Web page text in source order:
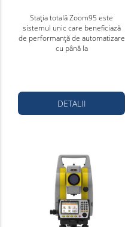
Stația totală Zoom95 este
sistemul unic care beneficiază
de performanță de automatizare
cu până la
DETALII